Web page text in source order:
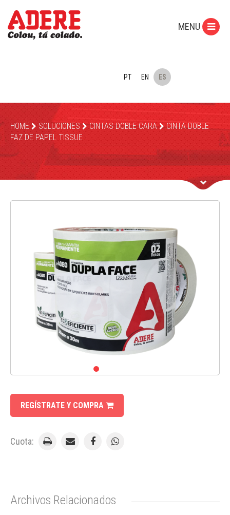
PT EN ES
MENU
HOME SOLUCIONES CINTAS DOBLE CARA
CINTA DOBLE
FAZ DE PAPEL TISSUE
REGÍSTRATE Y COMPRA
Cuota:
Archivos Relacionados